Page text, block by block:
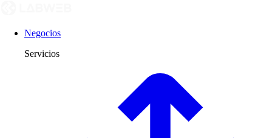
Negocios
Servicios